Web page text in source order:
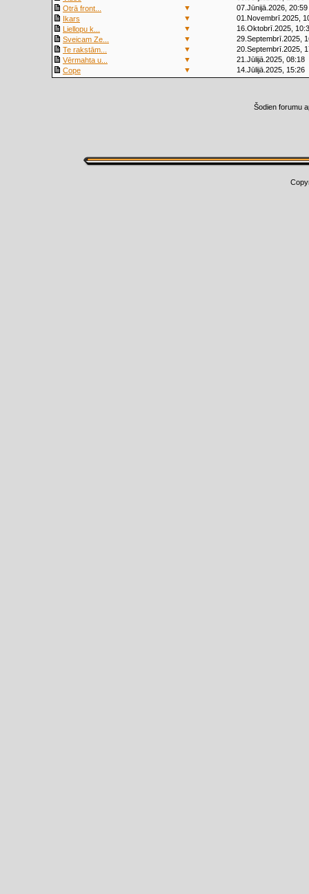
Otrā front...
▼
07.Jūnijā.2026, 20:59
Ikars
▼
01.Novembrī.2025,
Liellopu k...
▼
16.Oktobrī.2025,
Sveicam Ze...
▼
29.Septembrī.2025,
Te rakstām...
▼
20.Septembrī.2025,
Vērmahta u...
▼
21.Jūlijā.2025, 08:18
Cope
▼ 14.Jūlijā.2025, 15:26
Šodien forumu